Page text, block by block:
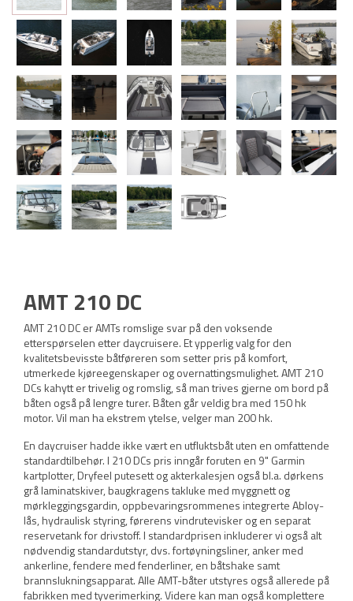
AMT 210 DC
AMT 210 DC er AMTs romslige svar på den voksende
etterspørselen etter daycruisere. Et ypperlig valg for den
kvalitetsbevisste båtføreren som setter pris på komfort,
utmerkede kjøreegenskaper og overnattingsmulighet. AMT 210
DCs kahytt er trivelig og romslig, så man trives gjerne om bord på
båten også på lengre turer. Båten går veldig bra med 150 hk
motor. Vil man ha ekstrem ytelse, velger man 200 hk.
En daycruiser hadde ikke vært en utfluktsbåt uten en omfattende
standardtilbehør. I 210 DCs pris inngår foruten en 9" Garmin
kartplotter, Dryfeel putesett og akterkalesjen også bl.a. dørkens
grå laminatskiver, baugkragens takluke med myggnett og
mørkleggingsgardin, oppbevaringsrommenes integrerte Abloy-
lås, hydraulisk styring, førerens vindrutevisker og en separat
reservetank for drivstoff. I standardprisen inkluderer vi også alt
nødvendig standardutstyr, dvs. fortøyningsliner, anker med
ankerline, fendere med fenderliner, en båtshake samt
brannslukningsapparat. Alle AMT-båter utstyres også allerede på
fabrikken med tyverimerking. Videre kan man også komplettere